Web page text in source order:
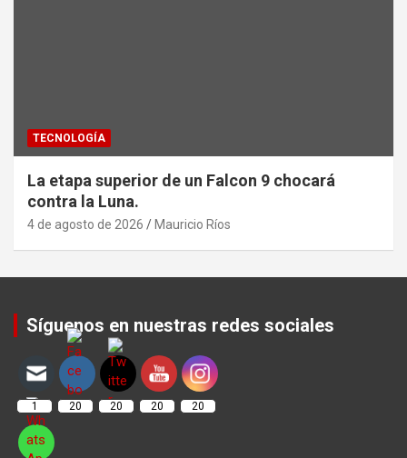
TECNOLOGÍA
La etapa superior de un Falcon 9 chocará
contra la Luna.
4 de agosto de 2026 Mauricio Ríos
Síguenos en nuestras redes sociales
1 20 20 20 20